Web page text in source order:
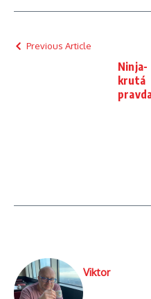
Previous Article
Ninja-
krutá
Viktor